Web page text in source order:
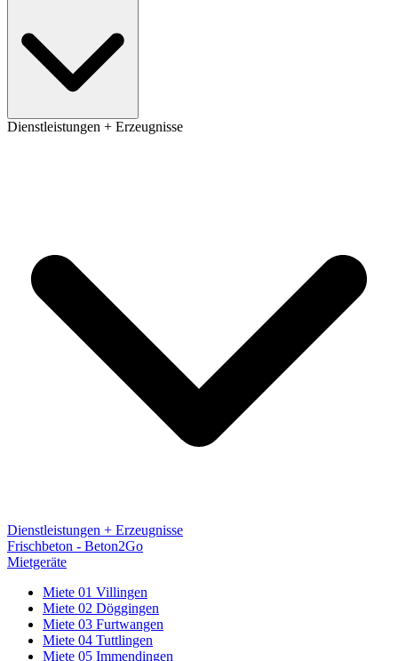
Dienstleistungen + Erzeugnisse
Dienstleistungen + Erzeugnisse
Frischbeton - Beton2Go
Mietgeräte
Miete 01 Villingen
Miete 02 Döggingen
Miete 03 Furtwangen
Miete 04 Tuttlingen
Miete 05 Immendingen